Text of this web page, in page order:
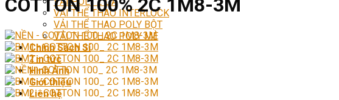
VẢI THỂ THAO INTERLOCK
VẢI THỂ THAO POLY BỘT
VẢI THỂ THAO POLY MÈ
Chính Sách Sỉ
Tin tức
Hình Ảnh
Giới thiệu
Liên hệ
COTTON 100% 2C 1M8-3M